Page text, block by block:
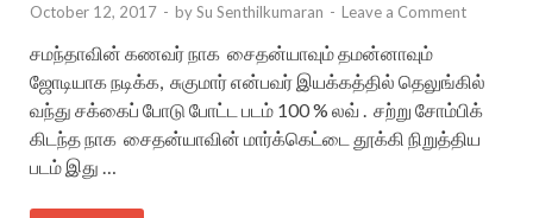
October 12, 2017 - bySu Senthilkumaran - Leave a Comment
சமந்தாவின் கணவர் நாக சைதன்யாவும் தமன்னாவும்
ஜோடியாக நடிக்க, சுகுமார் என்பவர் இயக்கத்தில் தெலுங்கில்
வந்து சக்கைப் போடு போட்ட படம் 100 % லவ் . சற்று சோம்பிக்
கிடந்த நாக சைதன்யாவின் மார்க்கெட்டை தூக்கி நிறுத்திய
படம் இது …